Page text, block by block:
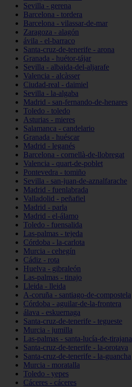
Sevilla - gerena
Barcelona - tordera
Barcelona - vilassar-de-mar
Zaragoza - alagón
ávila - el-barraco
Santa-cruz-de-tenerife - arona
Granada - huétor-tájar
Sevilla - albaida-del-aljarafe
Valencia - alcàsser
Ciudad-real - daimiel
Sevilla - la-algaba
Madrid - san-fernando-de-henares
Toledo - toledo
Asturias - mieres
Salamanca - candelario
Granada - huéscar
Madrid - leganés
Barcelona - cornellà-de-llobregat
Valencia - quart-de-poblet
Pontevedra - tomiño
Sevilla - san-juan-de-aznalfarache
Madrid - fuenlabrada
Valladolid - peñafiel
Madrid - parla
Madrid - el-álamo
Toledo - fuensalida
Las-palmas - tejeda
Córdoba - la-carlota
Murcia - cehegín
Cádiz - rota
Huelva - gibraleón
Las-palmas - tinajo
Lleida - lleida
A-coruña - santiago-de-compostela
Córdoba - aguilar-de-la-frontera
álava - eskuernaga
Santa-cruz-de-tenerife - tegueste
Murcia - jumilla
Las-palmas - santa-lucía-de-tirajana
Santa-cruz-de-tenerife - la-orotava
Santa-cruz-de-tenerife - la-guancha
Murcia - moratalla
Toledo - yepes
Cáceres - cáceres